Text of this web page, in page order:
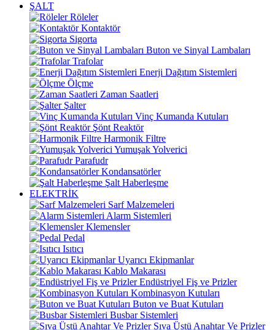
ŞALT
Röleler
Kontaktör
Sigorta
Buton ve Sinyal Lambaları
Trafolar
Enerji Dağıtım Sistemleri
Ölçme
Zaman Saatleri
Şalter
Vinç Kumanda Kutuları
Şönt Reaktör
Harmonik Filtre
Yumuşak Yolverici
Parafudr
Kondansatörler
Şalt Haberleşme
ELEKTRİK
Sarf Malzemeleri
Alarm Sistemleri
Klemensler
Pedal
Isıtıcı
Uyarıcı Ekipmanlar
Kablo Makarası
Endüstriyel Fiş ve Prizler
Kombinasyon Kutuları
Buton ve Buat Kutuları
Busbar Sistemleri
Sıva Üstü Anahtar Ve Prizler